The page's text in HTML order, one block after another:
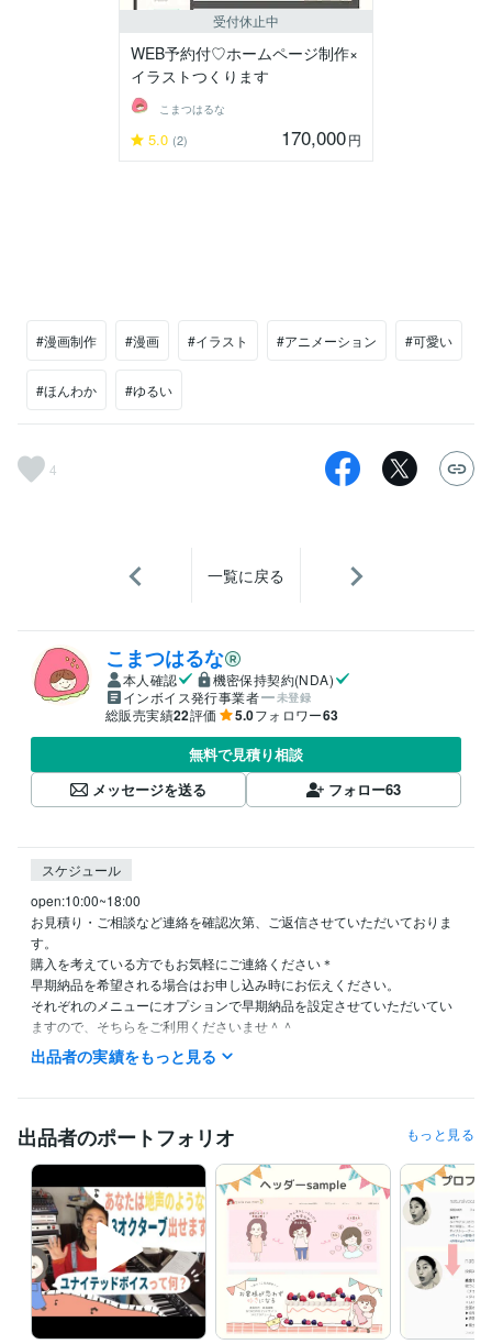
受付休止中
WEB予約付♡ホームページ制作×
イラストつくります
こまつはるな
5.0 (2) 170,000円
#漫画制作 #漫画 #イラスト #アニメーション #可愛い
#ほんわか #ゆるい
4
一覧に戻る
こまつはるな
本人確認
機密保持契約(NDA)
インボイス発行事業者
未登録
総販売実績22評価 5.0フォロワー63
無料で見積り相談
メッセージを送る
フォロー63
スケジュール
open:10:00~18:00
お見積り・ご相談など連絡を確認次第、ご返信させていただいておりま
す。
購入を考えている方でもお気軽にご連絡ください＊
早期納品を希望される場合はお申し込み時にお伝えください。
それぞれのメニューにオプションで早期納品を設定させていただいてい
資格・検定
漢字検定２級 取得年 : 2013年
得意分野
イラスト作成・漫画制作
心がゆるまるイラスト・漫画作成が得意で
す
ビジネス
出品者の実績をもっと見る
出品者のポートフォリオ もっと見る